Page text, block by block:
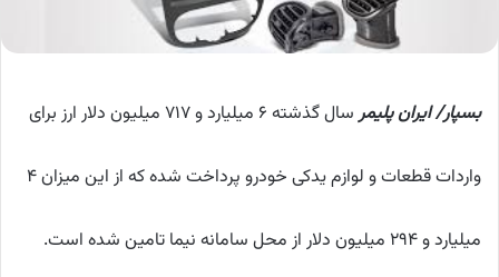
بسپار/ ایران پلیمر سال گذشته ۶ میلیارد و ۷۱۷ میلیون دلار ارز برای
واردات قطعات و لوازم یدکی خودرو پرداخت شده که از این میزان ۴
میلیارد و ۲۹۴ میلیون دلار از محل سامانه نیما تامین شده است.